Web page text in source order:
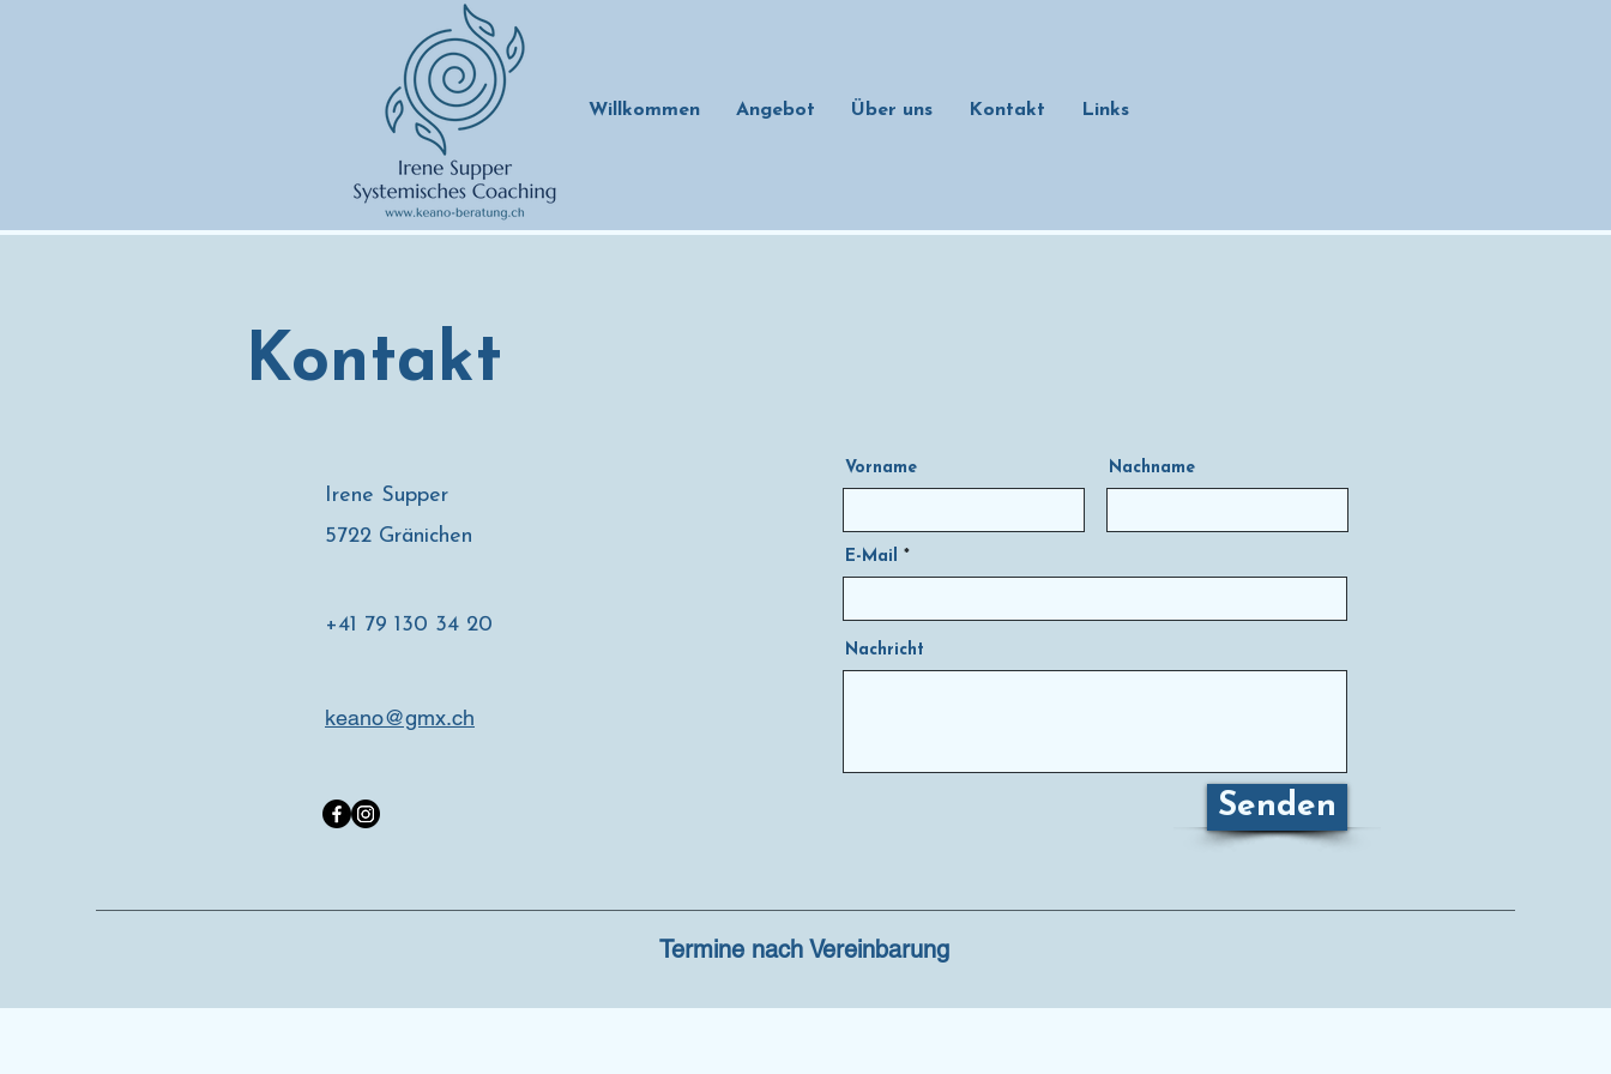
Willkommen Angebot Über uns Kontakt Links
Kontakt
Irene Supper
5722 Gränichen
+41 79 130 34 20
keano@gmx.ch
Vorname Nachname
E-Mail
Nachricht
Senden
Termine nach Vereinbarung